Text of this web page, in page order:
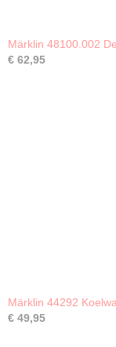
Märklin 48100.002
€ 62,95
Märklin 44292
€ 49,95